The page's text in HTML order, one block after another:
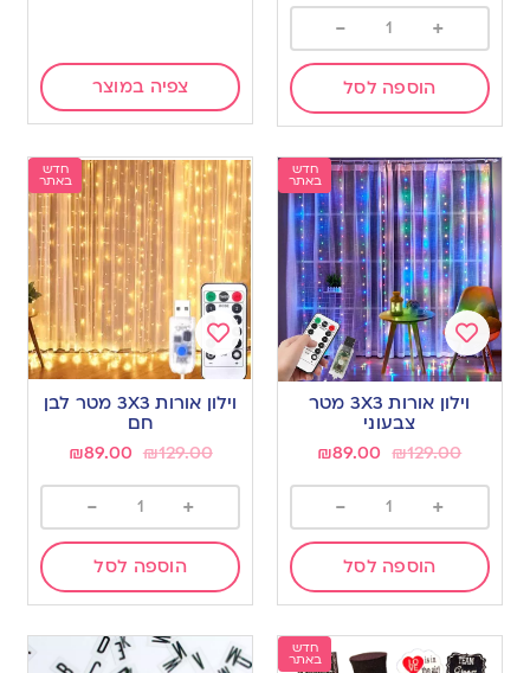
+
-
הוספה לסל צפיה במוצר
חדש
באתר
Add
wishlist
וילון אורות 3X3 מטר
צבעוני
₪129.00
₪89.00
+
-
הוספה לסל
חדש
באתר
Add
to
wishlist
וילון אורות 3X3 מטר לבן
חם
₪129.00
₪89.00
+
-
הוספה לסל
חדש
באתר